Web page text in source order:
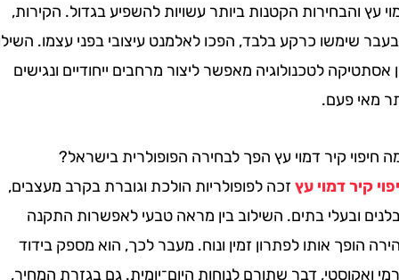
והבחירות הקטנות ביותר עשויות להשפיע בגדול. הקירות,
כרקע בלבד, הפכו לאלמנט עיצובי בפני עצמו. השילוב
לטכנולוגיה מאפשר ליצור מרחבים ייחודיים ונגישים
פעם.
קיר דמוי עץ הפך לבחירה הפופולרית בישראל?
דמוי עץזכה לפופולריות הולכת וגוברת בקרב מעצבים,
ובעלי בתים. השילוב בין מראה טבעי לאפשרות התקנה
אותו לפתרון זמין ונוח. מעבר לכך, הוא מספק בידוד
דבר שתורם לנוחות היום־יומית. גם בגזרת המחיר,